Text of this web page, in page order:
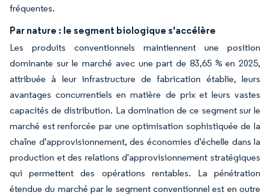
fréquentes.
Par nature : le segment biologique s'accélère
Les produits conventionnels maintiennent une position
dominante sur le marché avec une part de 83,65 % en 2025,
attribuée à leur infrastructure de fabrication établie, leurs
avantages concurrentiels en matière de prix et leurs vastes
capacités de distribution. La domination de ce segment sur le
marché est renforcée par une optimisation sophistiquée de la
chaîne d'approvisionnement, des économies d'échelle dans la
production et des relations d'approvisionnement stratégiques
qui permettent des opérations rentables. La pénétration
étendue du marché par le segment conventionnel est en outre